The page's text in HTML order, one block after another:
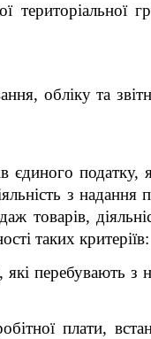
обліку та
податку,
з
товарів,
таких критеріїв:
перебувають
плати,